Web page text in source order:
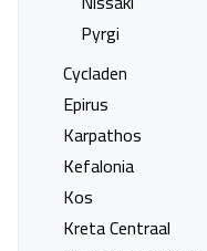
Pyrgi
Cycladen
Epirus
Karpathos
Kefalonia
Kos
Kreta Centraal